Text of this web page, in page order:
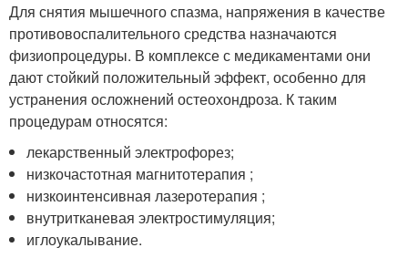
Для снятия мышечного спазма, напряжения в качестве
противовоспалительного средства назначаются
физиопроцедуры. В комплексе с медикаментами они
дают стойкий положительный эффект, особенно для
устранения осложнений остеохондроза. К таким
процедурам относятся:
лекарственный электрофорез;
низкочастотная магнитотерапия ;
низкоинтенсивная лазеротерапия ;
внутритканевая электростимуляция;
иглоукалывание.